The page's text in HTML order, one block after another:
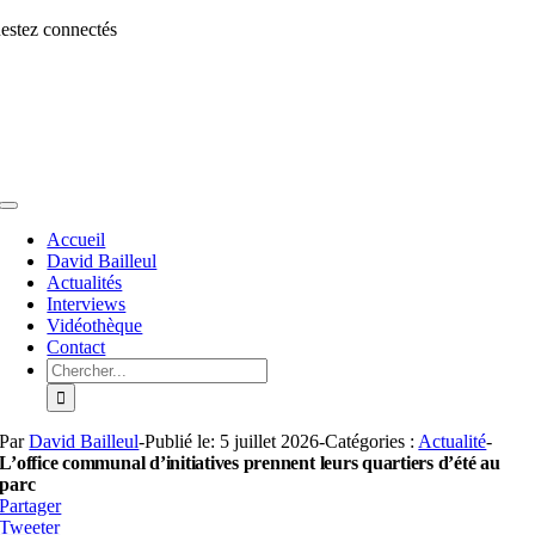
Allerconnectés
Toggle
NavigationAccueil
David Bailleul
Actualités
Interviews
Vidéothèque
Contact
Rechercher:
ParDavid Bailleul-Publié le: 5 juillet 2026-Catégories : Actualité-
L’office communal d’initiatives prennent leurs quartiers d’été au
parc
Partager
Tweeter